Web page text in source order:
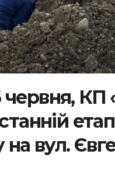
червня,
етап
вул.